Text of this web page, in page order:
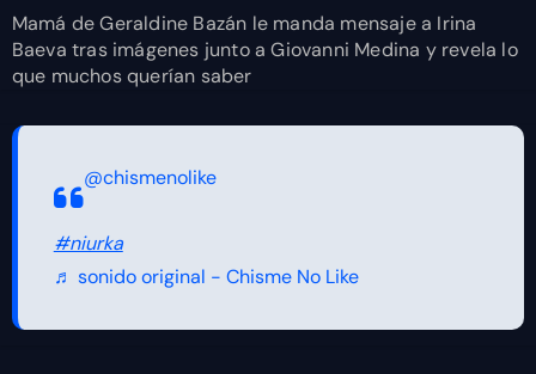
Mamá de Geraldine Bazán le manda mensaje a Irina
Baeva tras imágenes junto a Giovanni Medina y revela lo
que muchos querían saber
@chismenolike
#niurka
♬ sonido original - Chisme No Like